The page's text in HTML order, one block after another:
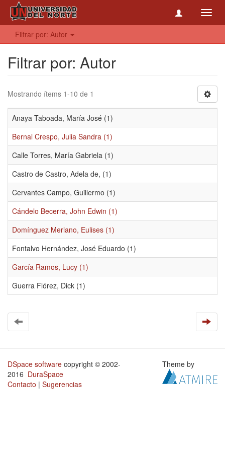
Filtrar por: Autor
Filtrar por: Autor
Mostrando ítems 1-10 de 1
Anaya Taboada, María José (1)
Bernal Crespo, Julia Sandra (1)
Calle Torres, María Gabriela (1)
Castro de Castro, Adela de, (1)
Cervantes Campo, Guillermo (1)
Cándelo Becerra, John Edwin (1)
Domínguez Merlano, Eulises (1)
Fontalvo Hernández, José Eduardo (1)
García Ramos, Lucy (1)
Guerra Flórez, Dick (1)
DSpace software copyright © 2002-
2016 DuraSpace
Contacto | Sugerencias
Theme by